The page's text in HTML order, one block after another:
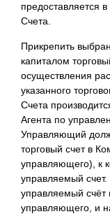
предоставляется
Счета.
Прикрепить
капиталом
осуществления
указанного
Счета
Агента по
Управляющий
торговый счет в
управляющего), к
управляемый счет.
управляемый счёт
управляющего, и